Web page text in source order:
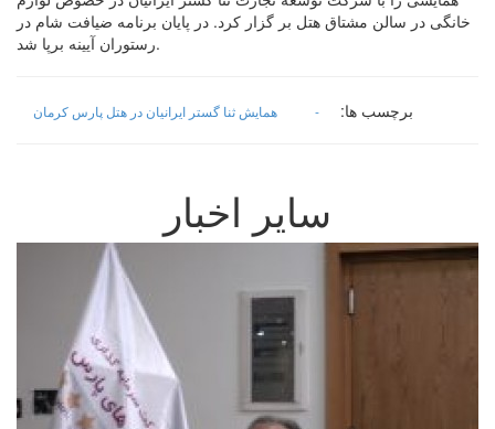
خانگی در سالن مشتاق هتل بر گزار کرد. در پایان برنامه ضیافت شام در
رستوران آیینه برپا شد.
برچسب ها: - همایش ثنا گستر ایرانیان در هتل پارس کرمان
سایر اخبار